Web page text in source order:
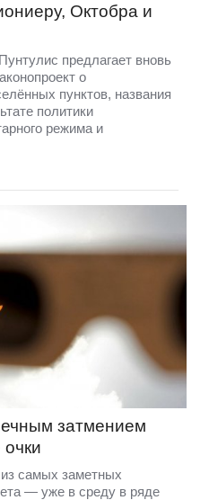
Октобра и
предлагает вновь
о
пунктов, названия
политики
режима и
затмением
самых заметных
— уже в среду в ряде